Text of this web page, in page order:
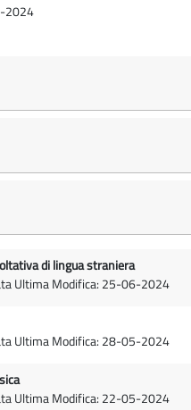
2024
di lingua straniera
Ultima Modifica: 25-06-2024
Ultima Modifica: 28-05-2024
Ultima Modifica: 22-05-2024